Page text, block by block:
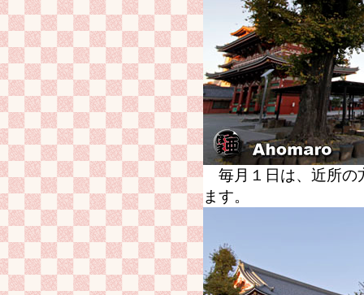
毎月１日は、近所の
ます。